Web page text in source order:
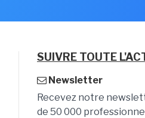
SUIVRE TOUTE
Newsletter
Recevez notre
de 50 000